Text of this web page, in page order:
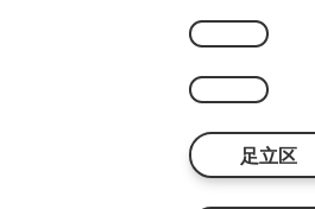
足立区